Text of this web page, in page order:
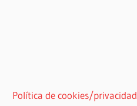
Política de cookies/privacidad